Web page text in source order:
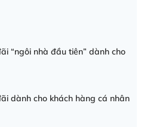
“ngôi nhà đầu tiên” dành cho
dành cho khách hàng cá nhân